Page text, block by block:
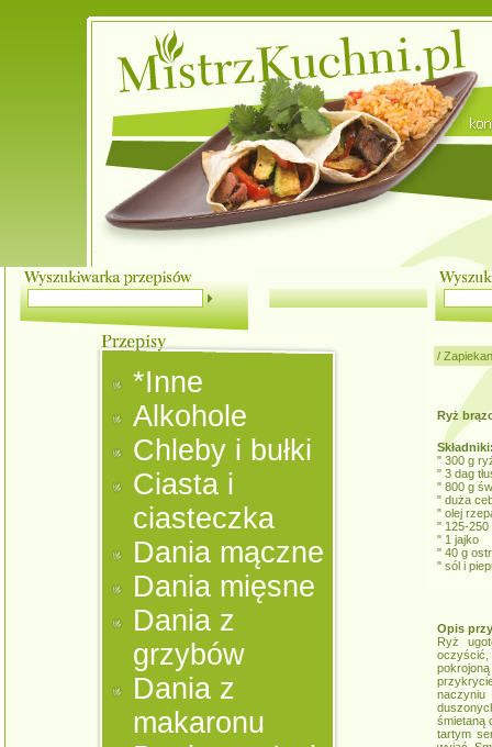
*Inne
Alkohole
Chleby i bułki
Ciasta i
ciasteczka
Dania mączne
Dania mięsne
Dania z
grzybów
Dania z
makaronu
/
Ryż
" 300 g
" 3 dag
" 800 g
" duża
" olej
" 125-250
" 1 jajko
" 40 g
" sól i
Opis
Ryż
oczyścić,
śmietaną
tartym